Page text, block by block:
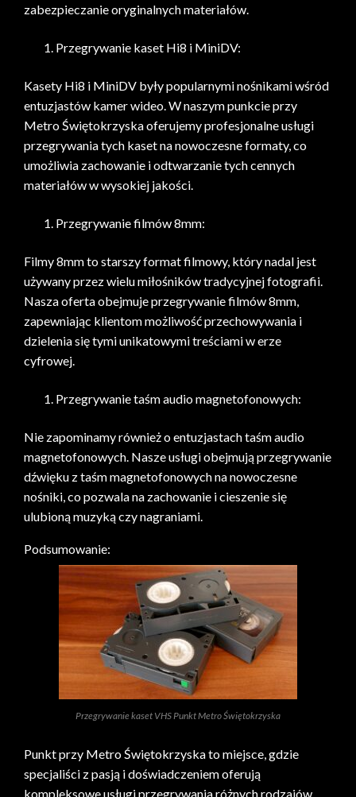
zabezpieczanie oryginalnych materiałów.
Przegrywanie kaset Hi8 i MiniDV:
Kasety Hi8 i MiniDV były popularnymi nośnikami wśród
entuzjastów kamer wideo. W naszym punkcie przy
Metro Świętokrzyska oferujemy profesjonalne usługi
przegrywania tych kaset na nowoczesne formaty, co
umożliwia zachowanie i odtwarzanie tych cennych
materiałów w wysokiej jakości.
Przegrywanie filmów 8mm:
Filmy 8mm to starszy format filmowy, który nadal jest
używany przez wielu miłośników tradycyjnej fotografii.
Nasza oferta obejmuje przegrywanie filmów 8mm,
zapewniając klientom możliwość przechowywania i
dzielenia się tymi unikatowymi treściami w erze
cyfrowej.
Przegrywanie taśm audio magnetofonowych:
Nie zapominamy również o entuzjastach taśm audio
magnetofonowych. Nasze usługi obejmują przegrywanie
dźwięku z taśm magnetofonowych na nowoczesne
nośniki, co pozwala na zachowanie i cieszenie się
ulubioną muzyką czy nagraniami.
Podsumowanie:
Przegrywanie kaset VHS Punkt Metro Świętokrzyska
Punkt przy Metro Świętokrzyska to miejsce, gdzie
specjaliści z pasją i doświadczeniem oferują
kompleksowe usługi przegrywania różnych rodzajów